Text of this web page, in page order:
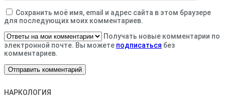
Сохранить моё имя, email и адрес сайта в этом браузере
для последующих моих комментариев.
Получать новые комментарии по
электронной почте. Вы можете подписаться без
комментариев.
НАРКОЛОГИЯ